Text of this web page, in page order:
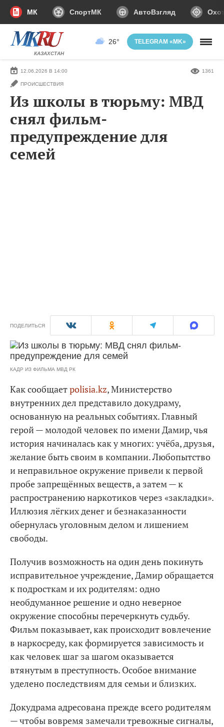
МК СпортМК АвтоВзгляд
КАЗАХСТАН
26° TELEGRAM «MK»
12.06.2026 В 14:00
ПРОИСШЕСТВИЯ
1361
Из школы в тюрьму: МВД
снял фильм-
предупреждение для
семей
ПОДЕЛИТЬСЯ
КАДР ИЗ ФИЛЬМА МВД РК
Как сообщаетpolisia.kz, Министерство
внутренних дел представило докудраму,
основанную на реальных событиях. Главный
герой — молодой человек по имени Дамир, чья
история начиналась как у многих: учёба, друзья,
желание быть своим в компании. Любопытство
и неправильное окружение привели к первой
пробе запрещённых веществ, а затем — к
распространению наркотиков через «закладки».
Иллюзия лёгких денег и безнаказанности
обернулась уголовным делом и лишением
свободы.
Получив возможность на один день покинуть
исправительное учреждение, Дамир обращается
к подросткам и их родителям: одно
необдуманное решение и одно неверное
окружение способны перечеркнуть судьбу.
Фильм показывает, как происходит вовлечение
в наркосреду, как формируется зависимость и
как человек шаг за шагом оказывается
втянутым в преступность. Особое внимание
уделено последствиям для семьи и близких.
Докудрама адресована прежде всего родителям
— чтобы вовремя замечали тревожные сигналы,